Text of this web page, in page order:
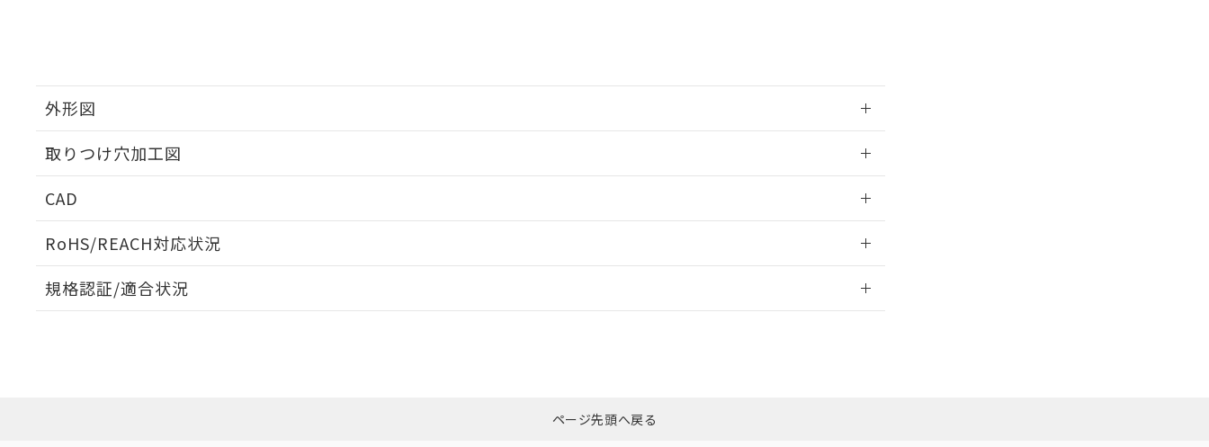
外形図
取りつけ穴加工図
CAD
RoHS/REACH対応状況
EU RoHS 注意事項・凡例
ダウンロードはこちら
規格認証/適合状況
ページ先頭へ戻る